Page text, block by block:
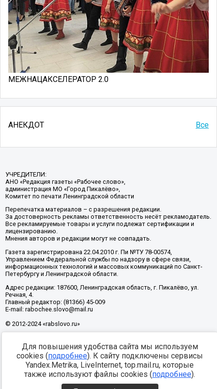
МЕЖНАЦАКСЕЛЕРАТОР 2.0
АНЕКДОТ Все
УЧРЕДИТЕЛИ:
АНО «Редакция газеты «Рабочее слово»,
администрация МО «Город Пикалёво»,
Комитет по печати Ленинградской области
Перепечатка материалов – с разрешения редакции.
За достоверность рекламы ответственность несёт рекламодатель.
Все рекламируемые товары и услуги подлежат сертификации и
лицензированию.
Мнения авторов и редакции могут не совпадать.
Газета зарегистрирована 22.04.2010 г. Пи №ТУ 78-00574,
Управлением Федеральной службы по надзору в сфере связи,
информационных технологий и массовых коммуникаций по Санкт-
Петербургу и Ленинградской области.
Адрес редакции: 187600, Ленинградская область, г. Пикалёво, ул.
Речная, 4.
Главный редактор: (81366) 45-009
E-mail: rabochee.slovo@mail.ru
© 2012-2024 «rabslovo.ru»
Разработка -
Для повышения удобства сайта мы используем
cookies (подробнее). К сайту подключены сервисы
Yandex.Metrika, LiveInternet, top.mail.ru, которые
также используют файлы cookies (подробнее).